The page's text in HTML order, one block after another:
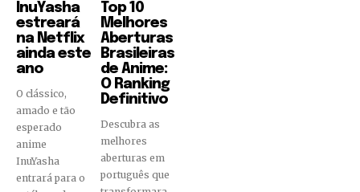
InuYasha
estreará
na Netflix
ainda este
ano
O clássico,
amado e tão
esperado
anime
InuYasha
entrará para o
Top 10
Melhores
Aberturas
Brasileiras
de Anime:
O Ranking
Definitivo
Descubra as
melhores
aberturas em
português que